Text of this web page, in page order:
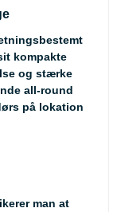
kompakte
og stærke
all-round
på lokation
man at